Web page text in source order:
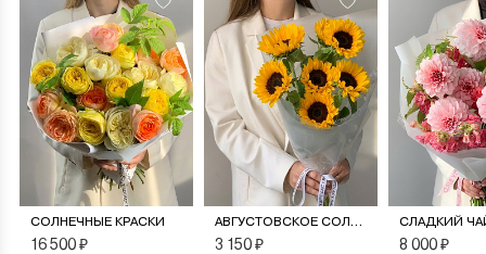
СОЛНЕЧНЫЕ КРАСКИ
16 500 ₽
АВГУСТОВСКОЕ СОЛНЦЕ
3 150 ₽
СЛАДКИЙ
8 000 ₽